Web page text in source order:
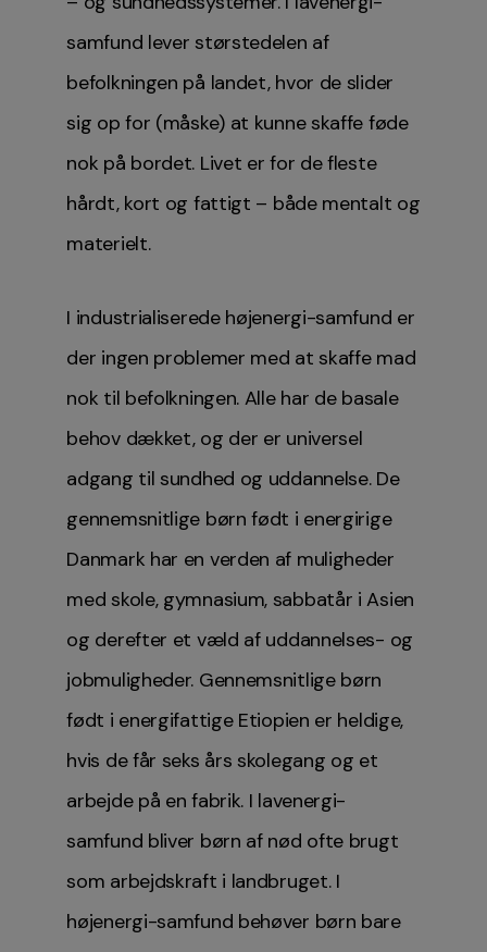
samfund lever størstedelen af
befolkningen på landet, hvor de slider
sig op for (måske) at kunne skaffe føde
nok på bordet. Livet er for de fleste
hårdt, kort og fattigt – både mentalt og
materielt.
I industrialiserede højenergi-samfund er
der ingen problemer med at skaffe mad
nok til befolkningen. Alle har de basale
behov dækket, og der er universel
adgang til sundhed og uddannelse. De
gennemsnitlige børn født i energirige
Danmark har en verden af muligheder
med skole, gymnasium, sabbatår i Asien
og derefter et væld af uddannelses- og
jobmuligheder. Gennemsnitlige børn
født i energifattige Etiopien er heldige,
hvis de får seks års skolegang og et
arbejde på en fabrik. I lavenergi-
samfund bliver børn af nød ofte brugt
som arbejdskraft i landbruget. I
højenergi-samfund behøver børn bare